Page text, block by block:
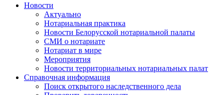
Новости
Актуально
Нотариальная практика
Новости Белорусской нотариальной палаты
СМИ о нотариате
Нотариат в мире
Мероприятия
Новости территориальных нотариальных палат
Справочная информация
Поиск открытого наследственного дела